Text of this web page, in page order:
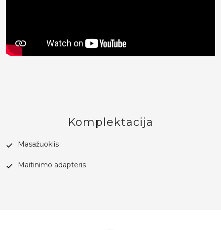
Komplektacija
Masažuoklis
Maitinimo adapteris